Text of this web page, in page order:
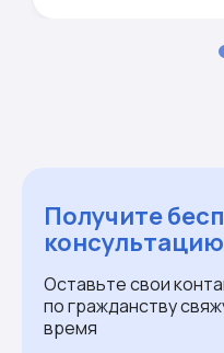
Получите
консультацию
Оставьте свои
по гражданству
время